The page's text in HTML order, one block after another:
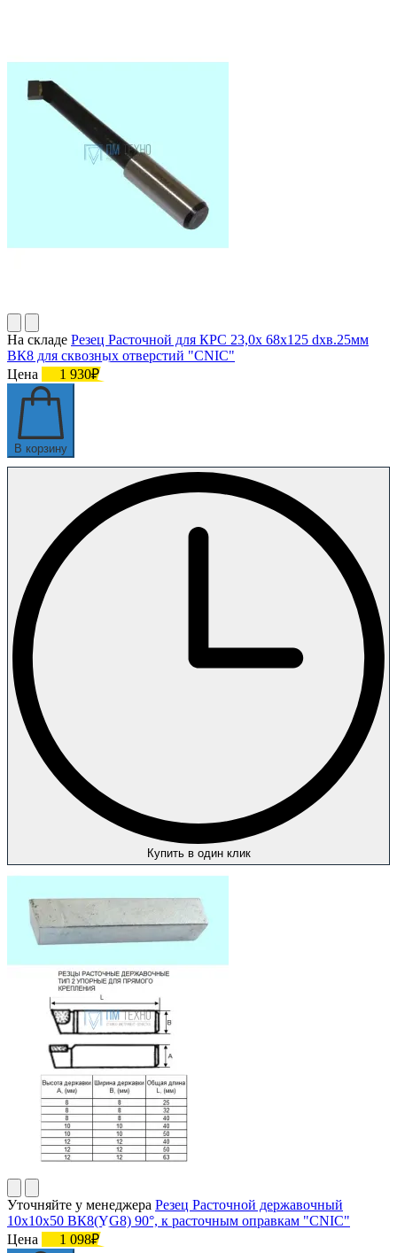
На складе Резец Расточной для КРС 23,0х 68х125 dхв.25мм
ВК8 для сквозных отверстий "CNIC"
Цена
1 930₽
В корзину
Купить в один клик
Уточняйте у менеджера Резец Расточной державочный
10х10х50 ВК8(YG8) 90°, к расточным оправкам "CNIC"
Цена
1 098₽